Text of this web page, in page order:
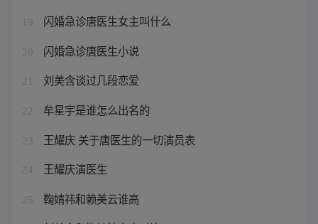
19 闪婚急诊唐医生女主叫什么
20 闪婚急诊唐医生小说
21 刘美含谈过几段恋爱
22 牟星宇是谁怎么出名的
23 王耀庆 关于唐医生的一切演员表
24 王耀庆演医生
25 鞠婧祎和赖美云谁高